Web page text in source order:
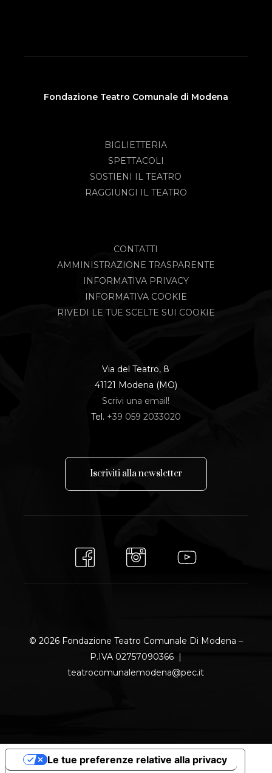
Fondazione Teatro Comunale di Modena
BIGLIETTERIA
SPETTACOLI
SOSTIENI IL TEATRO
RAGGIUNGI IL TEATRO
CONTATTI
AMMINISTRAZIONE TRASPARENTE
INFORMATIVA PRIVACY
INFORMATIVA COOKIE
RIVEDI LE TUE SCELTE SUI COOKIE
Via del Teatro, 8
41121 Modena (MO)
Scrivi una email!
Tel. +39 059 2033020
Iscriviti allanewsletter
© 2026 Fondazione Teatro Comunale Di Modena –
P.IVA 02757090366 |
teatrocomunalemodena@pec.it
Le tue preferenze relative alla privacy